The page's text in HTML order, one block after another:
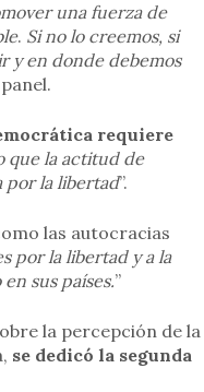
una fuerza de
. Si no lo creemos, si
y en donde debemos
requiere
que la actitud de
por la libertad”.
las autocracias
por la libertad y a la
sus países.”
la percepción de la
se dedicó la segunda